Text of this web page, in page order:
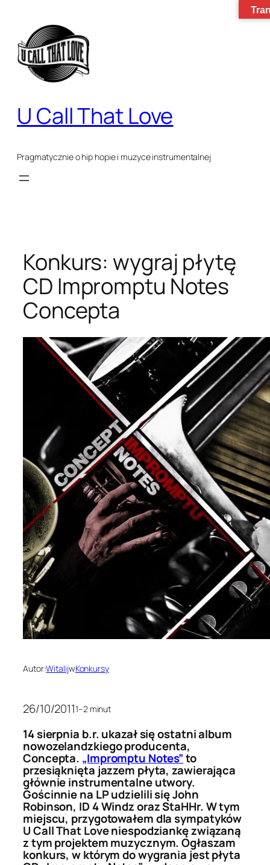
treści
U Call That Love
Pragmatycznie o hip hopie i muzyce instrumentalnej
Konkurs: wygraj płytę
CD Impromptu Notes
Concepta
Autor:WitalijwKonkursy
26/10/20111–2 minut
14 sierpnia b.r. ukazał się ostatni album
nowozelandzkiego producenta,
Concepta. „Impromptu Notes”to
przesiąknięta jazzem płyta, zawierająca
głównie instrumentalne utwory.
Gościnnie na LP udzielili się John
Robinson, ID 4 Windz oraz StaHHr. W tym
miejscu, przygotowałem dla sympatyków
U Call That Love niespodziankę związaną
z tym projektem muzycznym. Ogłaszam
konkurs, w którym do wygrania jest płyta